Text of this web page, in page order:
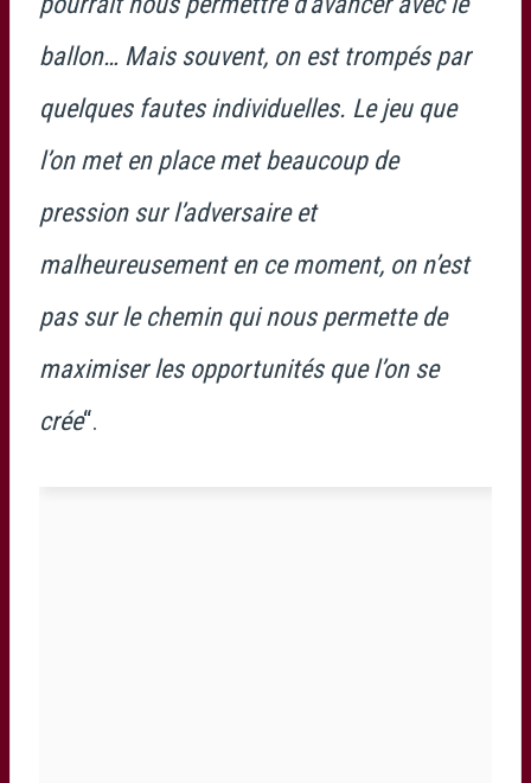
ballon… Mais souvent, on est trompés par
quelques fautes individuelles. Le jeu que
l’on met en place met beaucoup de
pression sur l’adversaire et
malheureusement en ce moment, on n’est
pas sur le chemin qui nous permette de
maximiser les opportunités que l’on se
crée“.